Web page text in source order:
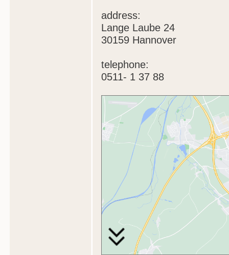
address:
Lange Laube 24
30159 Hannover
telephone:
0511- 1 37 88